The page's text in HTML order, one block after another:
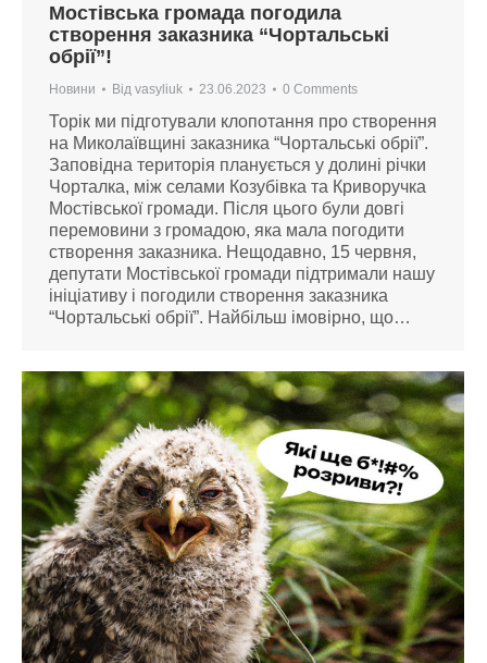
Мостівська громада погодила
створення заказника “Чортальські
обрії”!
Новини Від vasyliuk 23.06.2023 0 Comments
Торік ми підготували клопотання про створення
на Миколаївщині заказника “Чортальські обрії”.
Заповідна територія планується у долині річки
Чорталка, між селами Козубівка та Криворучка
Мостівської громади. Після цього були довгі
перемовини з громадою, яка мала погодити
створення заказника. Нещодавно, 15 червня,
депутати Мостівської громади підтримали нашу
ініціативу і погодили створення заказника
“Чортальські обрії”. Найбільш імовірно, що…